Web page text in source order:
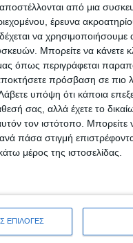
από μια
έρευνα
να
Μπορείτε να κάνετε
όπως περιγράφεται
πρόσβαση σε πιο
υπόψη ότι κάποια
σας, αλλά έχετε το
τον ιστότοπο. Μπορείτε
πάσα στιγμή
μέρος της ιστοσελίδας.
ΕΠΙΛΟΓΕΣ
αριθμός τηλεφώνου,
Επάγγελμα)
συμμετοχής σας στις
δικτύωσης (π.χ.
εκδηλώσεις μας
μας
εκδηλώσεις μας
μας
με την πώληση
Βάση της